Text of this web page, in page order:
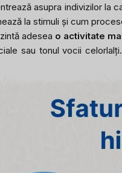
asupra indivizilor la
la stimuli și cum
adesea o activitate
sau tonul vocii